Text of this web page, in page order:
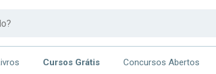
Cursos Grátis Concursos Abertos